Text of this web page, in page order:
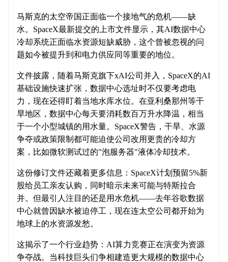
马斯克的太空帝国正面临一个接地气的危机——缺
水。SpaceX最新提交的上市文件显示，其AI数据中心
冷却系统正面临水资源短缺威胁，这个曾被忽视的问
题如今被提升到和电力供应同等重要的地位。
文件披露，随着马斯克旗下xAI公司并入，SpaceX的AI
基础设施快速扩张，数据中心选址时不仅要考虑电
力，现在还得盯着当地水库水位。在亚利桑那州等干
旱地区，数据中心每天要消耗数百万升水降温，相当
于一个小型城镇的用水量。SpaceX警告，干旱、水源
争夺或政策限制都可能迫使公司改用更贵的冷却方
案，比如微软测试过的"泡服务器"液体冷却技术。
这份修订文件还藏着更多信息：SpaceX计划预留5%新
股给员工亲友认购，同时暗示未来可能与特斯拉合
并。但最引人注目的还是用水危机——去年谷歌数据
中心就曾因缺水被迫停工，现在连太空公司都开始为
地球上的水资源发愁。
这揭示了一个行业趋势：AI算力竞赛正在演变为资源
争夺战。当科技巨头们争相建造更大规模的数据中心